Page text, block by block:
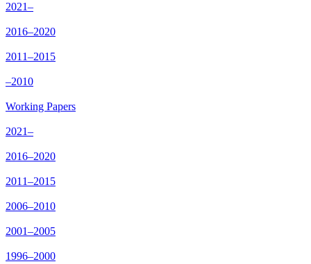
2021–
2016–2020
2011–2015
–2010
Working Papers
2021–
2016–2020
2011–2015
2006–2010
2001–2005
1996–2000